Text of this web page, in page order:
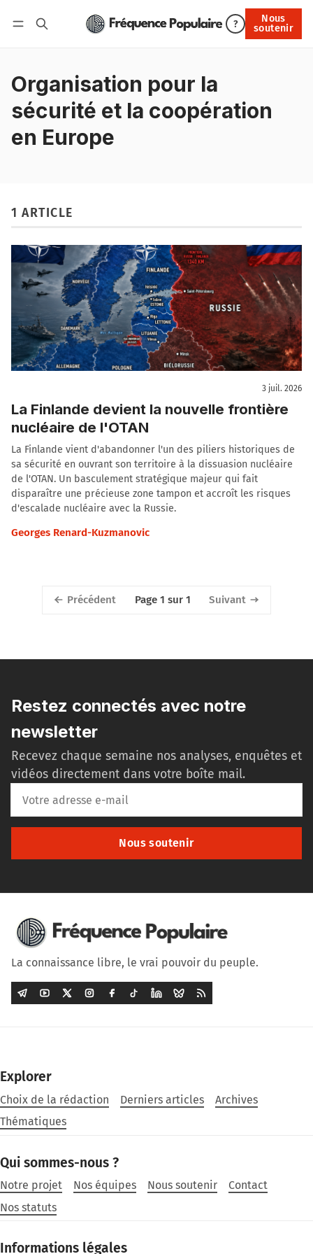
?
Nous
soutenir
Nous soutenir
Organisation pour la
sécurité et la coopération
en Europe
1 ARTICLE
3 juil. 2026
La Finlande devient la nouvelle frontière
nucléaire de l'OTAN
La Finlande vient d'abandonner l'un des piliers historiques de
sa sécurité en ouvrant son territoire à la dissuasion nucléaire
de l'OTAN. Un basculement stratégique majeur qui fait
disparaître une précieuse zone tampon et accroît les risques
d'escalade nucléaire avec la Russie.
Georges Renard-Kuzmanovic
Précédent Page 1 sur 1 Suivant
Restez connectés avec notre
newsletter
Recevez chaque semaine nos analyses, enquêtes et
vidéos directement dans votre boîte mail.
Nous soutenir
La connaissance libre, le vrai pouvoir du peuple.
Explorer
Choix de la rédaction Derniers articles
Archives
Thématiques
Qui sommes-nous ?
Notre projet Nos équipes Nous soutenir
Contact
Nos statuts
Informations légales